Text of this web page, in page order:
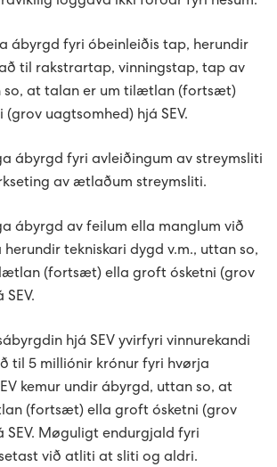
ábyrgd fyri óbeinleiðis tap, herundir
til rakstrartap, vinningstap, tap av
so, at talan er um tilætlan (fortsæt)
uagtsomhed) hjá SEV.
ábyrgd fyri avleiðingum av streymsliti
av ætlaðum streymsliti.
ábyrgd av feilum ella manglum við
tekniskari dygd v.m., uttan so,
(fortsæt) ella groft ósketni (grov
hjá SEV yvirfyri vinnurekandi
til 5 milliónir krónur fyri hvørja
kemur undir ábyrgd, uttan so, at
(fortsæt) ella groft ósketni (grov
SEV. Møguligt endurgjald fyri
við atliti at sliti og aldri.